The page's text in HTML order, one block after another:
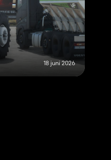
18 juni 2026